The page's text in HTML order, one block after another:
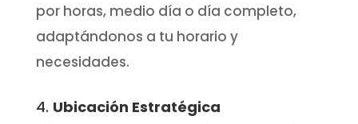
por horas, medio día o día completo,
adaptándonos a tu horario y
necesidades.
4. Ubicación Estratégica